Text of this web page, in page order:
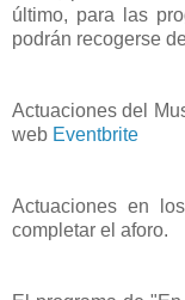
último, para las
podrán recogerse
Actuaciones del
web Eventbrite
Actuaciones en
completar el aforo.